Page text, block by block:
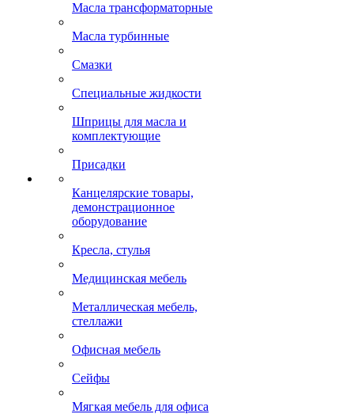
Масла трансформаторные
Масла турбинные
Смазки
Специальные жидкости
Шприцы для масла и
комплектующие
Присадки
Канцелярские товары,
демонстрационное
оборудование
Кресла, стулья
Медицинская мебель
Металлическая мебель,
стеллажи
Офисная мебель
Сейфы
Мягкая мебель для офиса